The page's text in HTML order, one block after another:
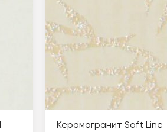
Керамогранит Soft Line